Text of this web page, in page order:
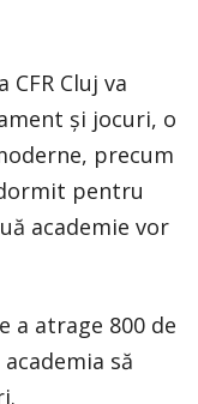
Cluj va
și jocuri, o
precum
pentru
academie vor
a atrage 800 de
să